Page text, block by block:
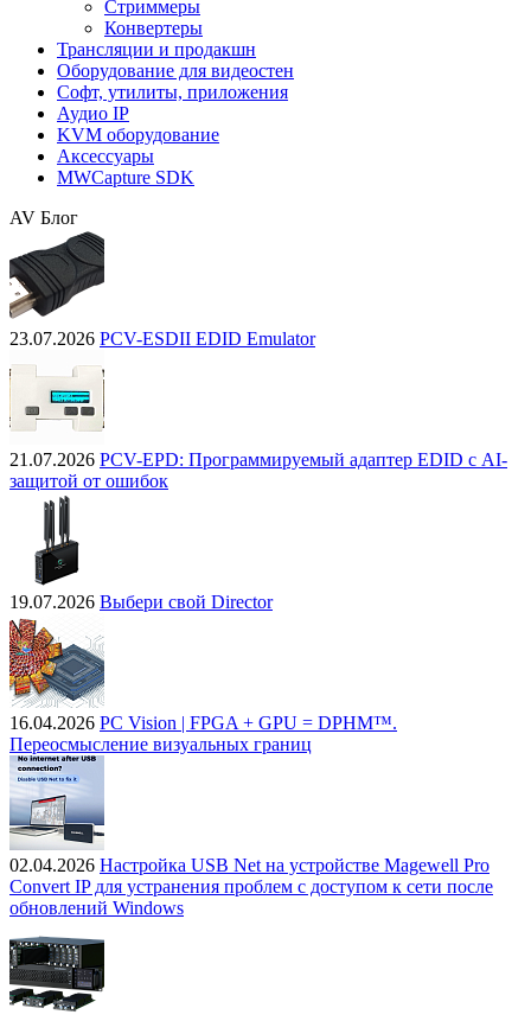
Стриммеры
Конвертеры
Трансляции и продакшн
Оборудование для видеостен
Софт, утилиты, приложения
Аудио IP
KVM оборудование
Аксессуары
MWCapture SDK
AV Блог
23.07.2026 PCV-ESDII EDID Emulator
21.07.2026 PCV-EPD: Программируемый адаптер EDID с AI-
защитой от ошибок
19.07.2026 Выбери свой Director
16.04.2026 PC Vision | FPGA + GPU = DPHM™.
Переосмысление визуальных границ
02.04.2026 Настройка USB Net на устройстве Magewell Pro
Convert IP для устранения проблем с доступом к сети после
обновлений Windows